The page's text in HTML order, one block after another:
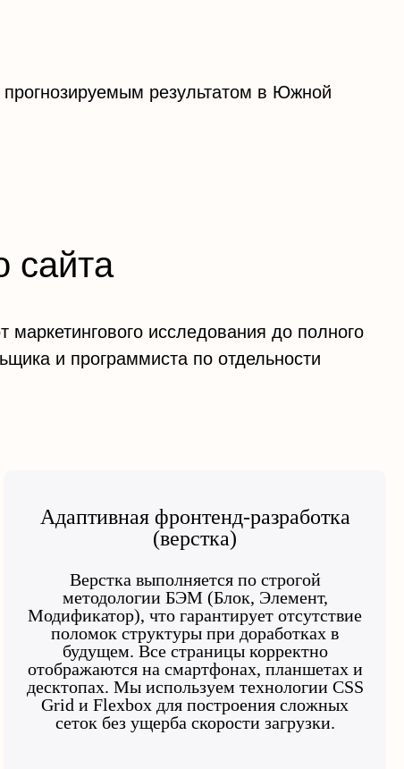
прогнозируемым результатом в Южной
сайта
исследования до полного
и программиста по отдельности
Адаптивная фронтенд-разработка
(верстка)
Верстка выполняется по строгой
методологии БЭМ (Блок, Элемент,
Модификатор), что гарантирует отсутствие
поломок структуры при доработках в
будущем. Все страницы корректно
отображаются на смартфонах, планшетах и
десктопах. Мы используем технологии CSS
Grid и Flexbox для построения сложных
сеток без ущерба скорости загрузки.